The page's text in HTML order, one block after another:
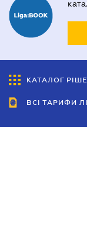
КАТАЛОГ
ВСІ ТАРИФИ